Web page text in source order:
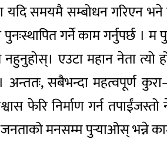
यदि समयमै सम्बोधन गरिएन
गर्ने काम गर्नुपर्छ । म
एउटा महान नेता
अन्ततः, सबैभन्दा महत्वपूर्ण
फेरि निर्माण गर्न
मनसम्म पुर्‍याओस् भन्ने